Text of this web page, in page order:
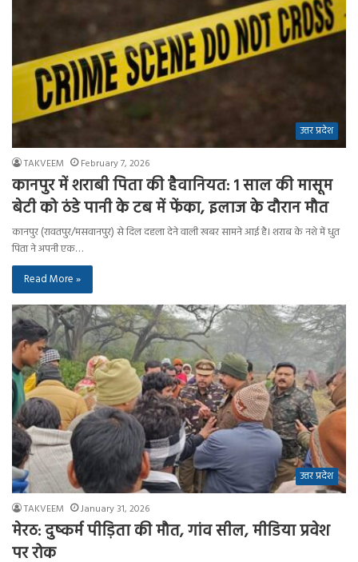
उत्तर प्रदेश
TAKVEEM February 7, 2026
कानपुर में शराबी पिता की हैवानियत: 1 साल की मासूम
बेटी को ठंडे पानी के टब में फेंका, इलाज के दौरान मौत
कानपुर (रावतपुर/मसवानपुर) से दिल दहला देने वाली खबर सामने आई है। शराब के नशे में धुत
पिता ने अपनी एक…
Read More »
उत्तर प्रदेश
TAKVEEM January 31, 2026
मेरठ: दुष्कर्म पीड़िता की मौत, गांव सील, मीडिया प्रवेश
पर रोक